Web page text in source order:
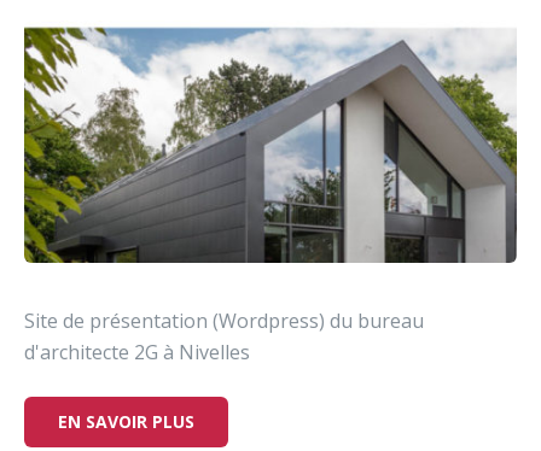
Site de présentation (Wordpress) du bureau
d'architecte 2G à Nivelles
EN SAVOIR PLUS